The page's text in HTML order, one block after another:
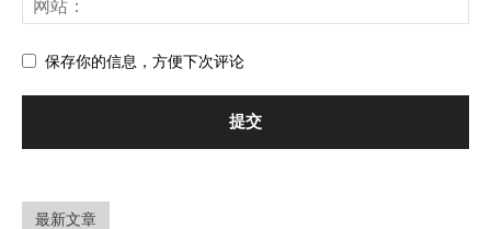
保存你的信息，方便下次评论
最新文章